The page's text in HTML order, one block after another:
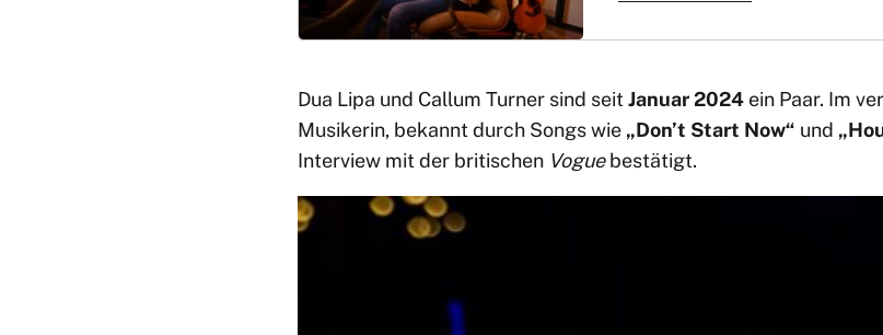
Dua Lipa und Callum Turner sind seitJanuar 2024 ein Paar. Im
Musikerin, bekannt durch Songs wie „Don’t Start Now“ und
Interview mit der britischen Voguebestätigt.